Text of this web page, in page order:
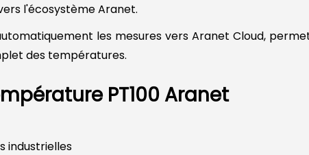
l'écosystème Aranet.
les mesures vers Aranet Cloud,
des températures.
PT100 Aranet
industrielles